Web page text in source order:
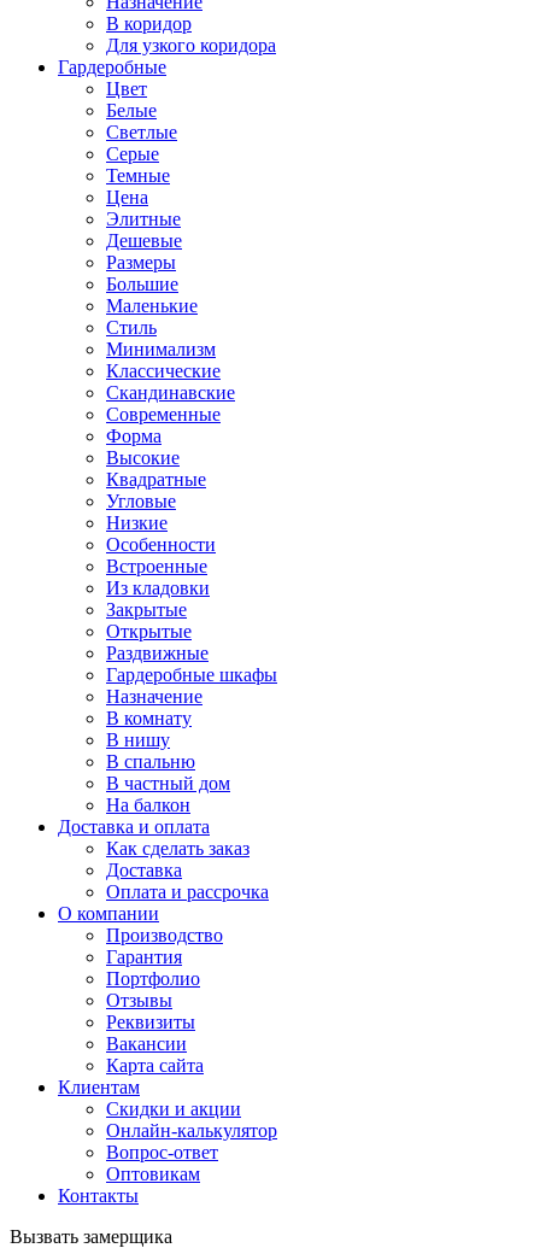
В коридор
Для узкого коридора
Гардеробные
Цвет
Белые
Светлые
Серые
Темные
Цена
Элитные
Дешевые
Размеры
Большие
Маленькие
Стиль
Минимализм
Классические
Скандинавские
Современные
Форма
Высокие
Квадратные
Угловые
Низкие
Особенности
Встроенные
Из кладовки
Закрытые
Открытые
Раздвижные
Гардеробные шкафы
Назначение
В комнату
В нишу
В спальню
В частный дом
На балкон
Доставка и оплата
Как сделать заказ
Доставка
Оплата и рассрочка
О компании
Производство
Гарантия
Портфолио
Отзывы
Реквизиты
Вакансии
Карта сайта
Клиентам
Скидки и акции
Онлайн-калькулятор
Вопрос-ответ
Оптовикам
Контакты
Вызвать замерщика